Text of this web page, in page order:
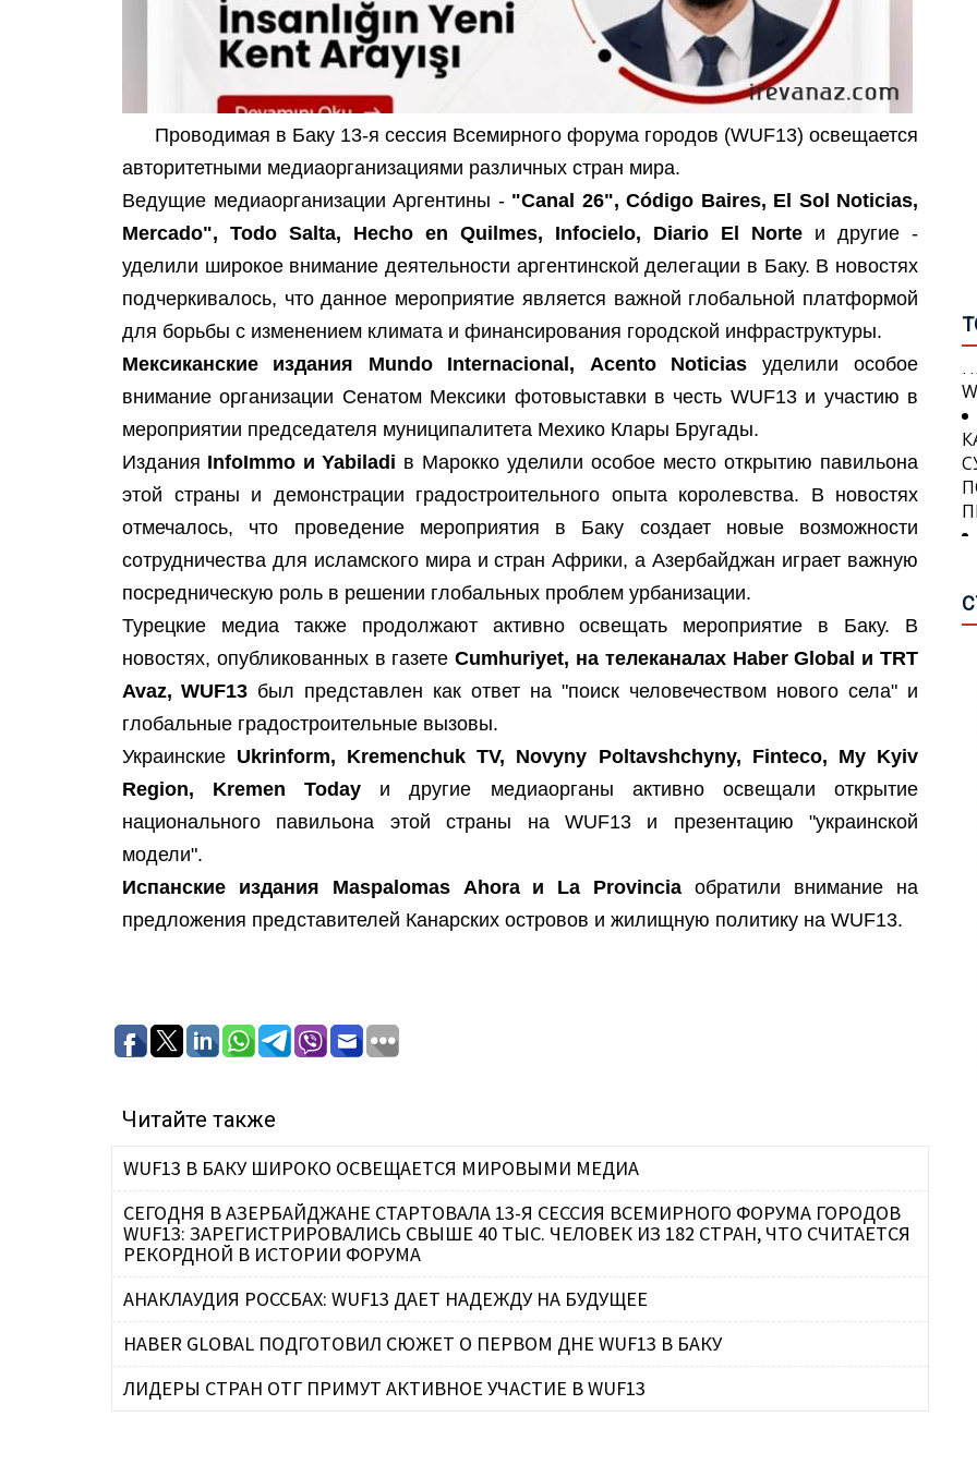
Проводимая в Баку 13-я сессия Всемирного форума городов (WUF13) освещается
авторитетными медиаорганизациями различных стран мира.
Ведущие медиаорганизации Аргентины - "Canal 26", Código Baires, El Sol Noticias,
Mercado", Todo Salta, Hecho en Quilmes, Infocielo, Diario El Norte и другие -
уделили широкое внимание деятельности аргентинской делегации в Баку. В новостях
подчеркивалось, что данное мероприятие является важной глобальной платформой
для борьбы с изменением климата и финансирования городской инфраструктуры.
Мексиканские издания Mundo Internacional, Acento Noticias уделили особое
внимание организации Сенатом Мексики фотовыставки в честь WUF13 и участию в
мероприятии председателя муниципалитета Мехико Клары Бругады.
Издания InfoImmo и Yabiladi в Марокко уделили особое место открытию павильона
этой страны и демонстрации градостроительного опыта королевства. В новостях
отмечалось, что проведение мероприятия в Баку создает новые возможности
сотрудничества для исламского мира и стран Африки, а Азербайджан играет важную
посредническую роль в решении глобальных проблем урбанизации.
Турецкие медиа также продолжают активно освещать мероприятие в Баку. В
новостях, опубликованных в газете Cumhuriyet, на телеканалах Haber Global и TRT
Avaz, WUF13 был представлен как ответ на "поиск человечеством нового села" и
глобальные градостроительные вызовы.
Украинские Ukrinform, Kremenchuk TV, Novyny Poltavshchyny, Finteco, My Kyiv
Region, Kremen Today и другие медиаорганы активно освещали открытие
национального павильона этой страны на WUF13 и презентацию "украинской
модели".
Испанские издания Maspalomas Ahora и La Provincia обратили внимание на
предложения представителей Канарских островов и жилищную политику на WUF13.
Читайте также
WUF13 В БАКУ ШИРОКО ОСВЕЩАЕТСЯ МИРОВЫМИ МЕДИА
СЕГОДНЯ В АЗЕРБАЙДЖАНЕ СТАРТОВАЛА 13-Я СЕССИЯ ВСЕМИРНОГО ФОРУМА ГОРОДОВ
WUF13: ЗАРЕГИСТРИРОВАЛИСЬ СВЫШЕ 40 ТЫС. ЧЕЛОВЕК ИЗ 182 СТРАН, ЧТО СЧИТАЕТСЯ
РЕКОРДНОЙ В ИСТОРИИ ФОРУМА
АНАКЛАУДИЯ РОССБАХ: WUF13 ДАЕТ НАДЕЖДУ НА БУДУЩЕЕ
HABER GLOBAL ПОДГОТОВИЛ СЮЖЕТ О ПЕРВОМ ДНЕ WUF13 В БАКУ
ЛИДЕРЫ СТРАН ОТГ ПРИМУТ АКТИВНОЕ УЧАСТИЕ В WUF13